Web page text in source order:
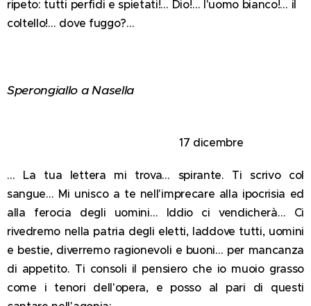
ripeto: tutti perfidi e spietati!… Dio!… l'uomo bianco!… il
coltello!… dove fuggo?…
Sperongiallo a Nasella
17 dicembre
… La tua lettera mi trova… spirante. Ti scrivo col
sangue… Mi unisco a te nell'imprecare alla ipocrisia ed
alla ferocia degli uomini… Iddio ci vendicherà… Ci
rivedremo nella patria degli eletti, laddove tutti, uomini
e bestie, diverremo ragionevoli e buoni… per mancanza
di appetito. Ti consoli il pensiero che io muoio grasso
come i tenori dell'opera, e posso al pari di questi